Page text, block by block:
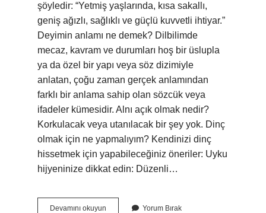
şöyledir: “Yetmiş yaşlarında, kısa sakallı,
geniş ağızlı, sağlıklı ve güçlü kuvvetli ihtiyar.”
Deyimin anlamı ne demek? Dilbilimde
mecaz, kavram ve durumları hoş bir üslupla
ya da özel bir yapı veya söz dizimiyle
anlatan, çoğu zaman gerçek anlamından
farklı bir anlama sahip olan sözcük veya
ifadeler kümesidir. Alnı açık olmak nedir?
Korkulacak veya utanılacak bir şey yok. Dinç
olmak için ne yapmalıyım? Kendinizi dinç
hissetmek için yapabileceğiniz öneriler: Uyku
hijyeninize dikkat edin: Düzenli…
Devamını okuyun Yorum Bırak